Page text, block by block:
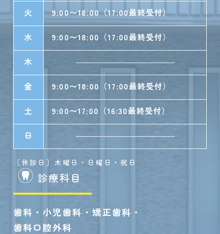
診療科目
歯科・小児歯科・矯正歯科・
歯科口腔外科
火 9:00〜18:00（17:00最終受付）
水 9:00〜18:00（17:00最終受付）
木
金 9:00〜18:00（17:00最終受付）
土 9:00〜17:00（16:30最終受付）
日
［休診日］木曜日・日曜日・祝日